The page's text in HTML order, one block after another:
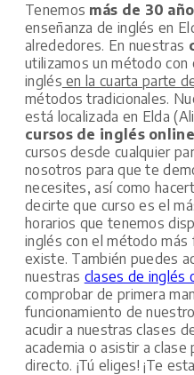
Tenemos más de 30
enseñanza de inglés en
alrededores. En nuestras
utilizamos un método con
inglés en la cuarta parte
métodos tradicionales.
está localizada en Elda
cursos de inglés
cursos desde cualquier
nosotros para que te
necesites, así como
decirte que curso es el
horarios que tenemos
inglés con el método
existe. También puedes
nuestras clases de inglés
comprobar de primera
funcionamiento de
acudir a nuestras clases
academia o asistir a
directo. ¡Tú eliges! ¡Te